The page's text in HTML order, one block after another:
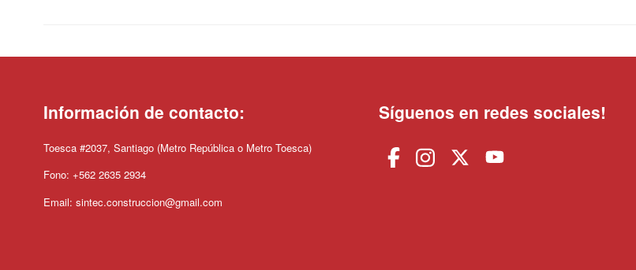
Información de contacto:
Toesca #2037, Santiago (Metro República o Metro Toesca)
Fono: +562 2635 2934
Email: sintec.construccion@gmail.com
Síguenos en redes sociales!